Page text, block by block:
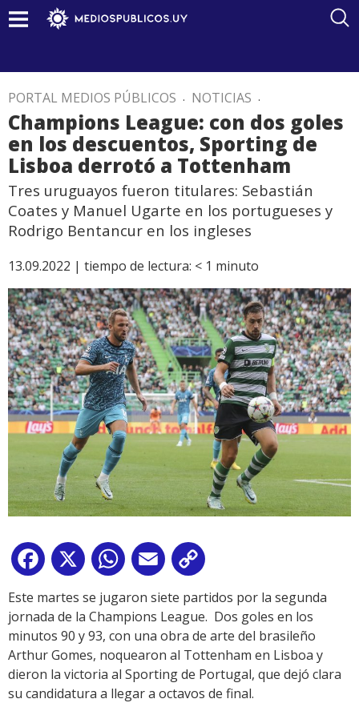
PORTAL MEDIOS PÚBLICOS . NOTICIAS .
Champions League: con dos goles
en los descuentos, Sporting de
Lisboa derrotó a Tottenham
Tres uruguayos fueron titulares: Sebastián
Coates y Manuel Ugarte en los portugueses y
Rodrigo Bentancur en los ingleses
13.09.2022 | tiempo de lectura: < 1 minuto
Facebook
X WhatsApp
Email
Link
Este martes se jugaron siete partidos por la segunda
jornada de la Champions League. Dos goles en los
minutos 90 y 93, con una obra de arte del brasileño
Arthur Gomes, noquearon al Tottenham en Lisboa y
dieron la victoria al Sporting de Portugal, que dejó clara
su candidatura a llegar a octavos de final.